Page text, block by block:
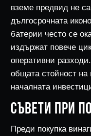
вземе предвид не
дългосрочната
батерии често се
издържат повече
оперативни
общата стойност
началната
СЪВЕТИ ПРИ
Преди покупка